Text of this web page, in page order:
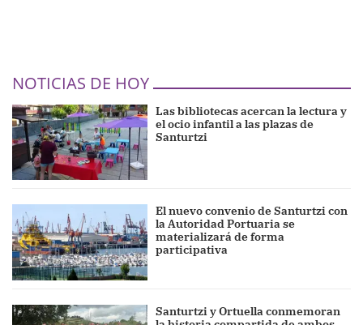
NOTICIAS DE HOY
Las bibliotecas acercan la lectura y
el ocio infantil a las plazas de
Santurtzi
El nuevo convenio de Santurtzi con
la Autoridad Portuaria se
materializará de forma
participativa
Santurtzi y Ortuella conmemoran